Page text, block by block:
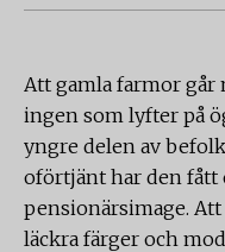
Att gamla farmor går
ingen som lyfter på
yngre delen av
oförtjänt har den fått
pensionärsimage.
läckra färger och